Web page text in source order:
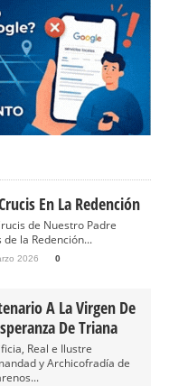
En La Redención
de Nuestro Padre
de la Redención...
2026 0
A La Virgen De
De Triana
Real e Ilustre
y Archicofradía de